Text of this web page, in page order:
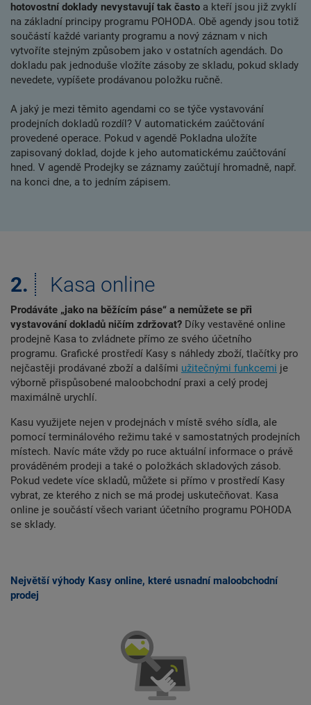
hotovostní doklady nevystavují tak často a kteří jsou již zvyklí
na základní principy programu POHODA. Obě agendy jsou totiž
součástí každé varianty programu a nový záznam v nich
vytvoříte stejným způsobem jako v ostatních agendách. Do
dokladu pak jednoduše vložíte zásoby ze skladu, pokud sklady
nevedete, vypíšete prodávanou položku ručně.
A jaký je mezi těmito agendami co se týče vystavování
prodejních dokladů rozdíl? V automatickém zaúčtování
provedené operace. Pokud v agendě Pokladna uložíte
zapisovaný doklad, dojde k jeho automatickému zaúčtování
hned. V agendě Prodejky se záznamy zaúčtují hromadně, např.
na konci dne, a to jedním zápisem.
2. Kasa online
Prodáváte „jako na běžícím páse“ a nemůžete se při
vystavování dokladů ničím zdržovat? Díky vestavěné online
prodejně Kasa to zvládnete přímo ze svého účetního
programu. Grafické prostředí Kasy s náhledy zboží, tlačítky pro
nejčastěji prodávané zboží a dalšími užitečnými funkcemi je
výborně přispůsobené maloobchodní praxi a celý prodej
maximálně urychlí.
Kasu využijete nejen v prodejnách v místě svého sídla, ale
pomocí terminálového režimu také v samostatných prodejních
místech. Navíc máte vždy po ruce aktuální informace o právě
prováděném prodeji a také o položkách skladových zásob.
Pokud vedete více skladů, můžete si přímo v prostředí Kasy
vybrat, ze kterého z nich se má prodej uskutečňovat. Kasa
online je součástí všech variant účetního programu POHODA
se sklady.
Největší výhody Kasy online, které usnadní maloobchodní
prodej